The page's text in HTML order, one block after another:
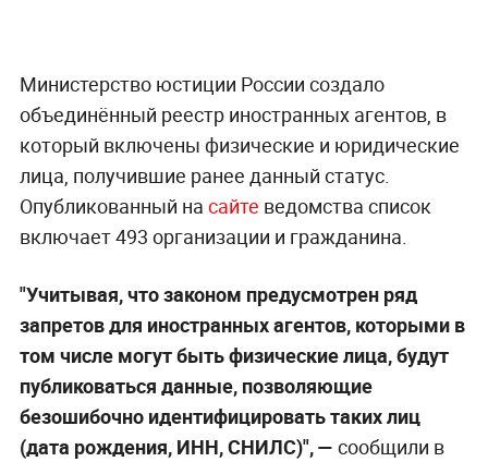
Министерство юстиции России создало
объединённый реестр иностранных агентов, в
который включены физические и юридические
лица, получившие ранее данный статус.
Опубликованный на сайте ведомства список
включает 493 организации и гражданина.
"Учитывая, что законом предусмотрен ряд
запретов для иностранных агентов, которыми в
том числе могут быть физические лица, будут
публиковаться данные, позволяющие
безошибочно идентифицировать таких лиц
(дата рождения, ИНН, СНИЛС)", — сообщили в